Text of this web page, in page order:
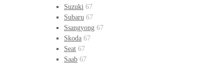
Suzuki 67
Subaru 67
Ssangyong 67
Skoda 67
Seat 67
Saab 67